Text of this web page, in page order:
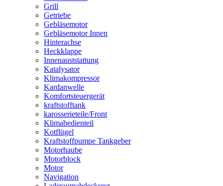
Grill
Getriebe
Gebläsemotor
Gebläsemotor Innen
Hinterachse
Heckklappe
Innenauststattung
Katalysator
Klimakompressor
Kardanwelle
Komfortsteuergerät
kraftstofftank
karosserieteile/Front
Klimabedienteil
Kotflügel
Kraftstoffpumpe Tankgeber
Motorhaube
Motorblock
Motor
Navigation